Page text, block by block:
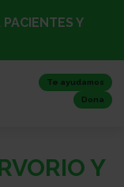
Y
Te ayudamos
Dona
Y